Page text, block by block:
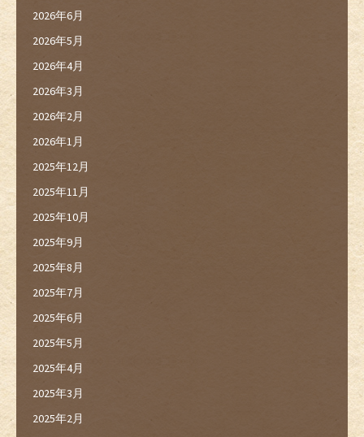
2026年6月
2026年5月
2026年4月
2026年3月
2026年2月
2026年1月
2025年12月
2025年11月
2025年10月
2025年9月
2025年8月
2025年7月
2025年6月
2025年5月
2025年4月
2025年3月
2025年2月